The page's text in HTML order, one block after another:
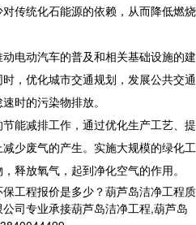
传统化石能源的依赖，从而降低燃烧
电动汽车的普及和相关基础设施的建
，优化城市交通规划，发展公共交通
时的污染物排放。
能减排工作，通过优化生产工艺、提
少废气的产生。实施大规模的绿化工
释放氧气，起到净化空气的作用。
工程报价是多少？葫芦岛洁净工程质
司专业承接葫芦岛洁净工程,葫芦岛